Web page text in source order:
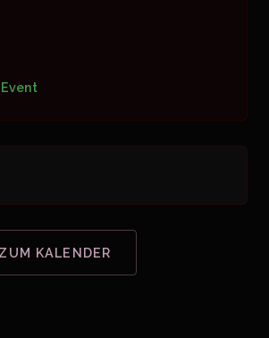
KALENDER